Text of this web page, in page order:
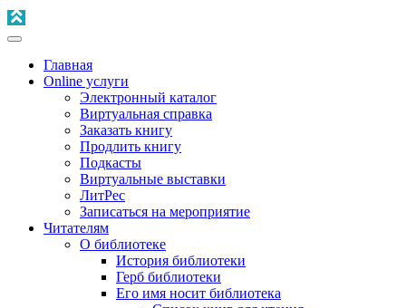
Главная
Online услуги
Электронный каталог
Виртуальная справка
Заказать книгу
Продлить книгу
Подкасты
Виртуальные выставки
ЛитРес
Записаться на мероприятие
Читателям
О библиотеке
История библиотеки
Герб библиотеки
Его имя носит библиотека